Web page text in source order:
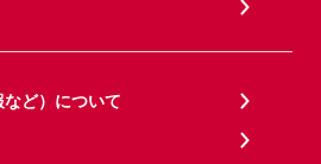
ど）について